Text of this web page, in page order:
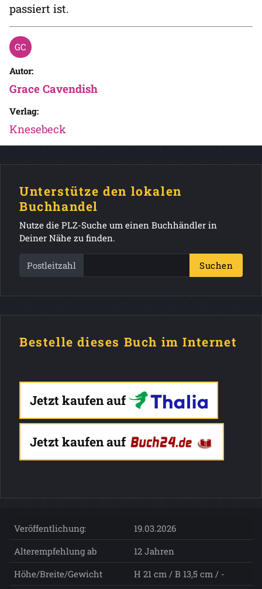
passiert ist.
Autor:
Grace Cavendish
Verlag:
Knesebeck
Unterstütze den lokalen
Buchhandel
Nutze die PLZ-Suche um einen Buchhändler in
Deiner Nähe zu finden.
Postleitzahl Suchen
Bestelle dieses Buch im Internet
Jetzt kaufen auf
Jetzt kaufen auf
Veröffentlichung:
19.03.2026
Alterempfehlung ab
12 Jahren
Höhe/Breite/Gewicht
H 21 cm / B 13,5 cm / -